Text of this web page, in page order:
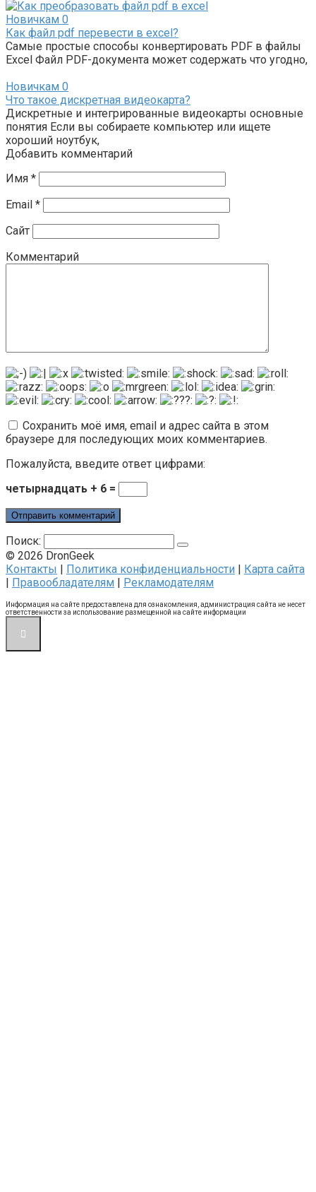
Новичкам 0
Как файл pdf перевести в excel?
Самые простые способы конвертировать PDF в файлы
Excel Файл PDF-документа может содержать что угодно,
Новичкам 0
Что такое дискретная видеокарта?
Дискретные и интегрированные видеокарты основные
понятия Если вы собираете компьютер или ищете
хороший ноутбук,
Добавить комментарий
Имя *
Email *
Сайт
Комментарий
Сохранить моё имя, email и адрес сайта в этом
браузере для последующих моих комментариев.
Пожалуйста, введите ответ цифрами:
четырнадцать + 6 =
Поиск:
© 2026 DronGeek
Контакты | Политика конфиденциальности | Карта сайта
| Правообладателям | Рекламодателям
Информация на сайте предоставлена для ознакомления, администрация сайта не несет
ответственности за использование размещенной на сайте информации